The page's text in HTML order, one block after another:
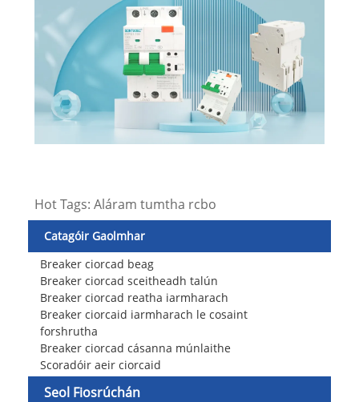
Hot Tags: Aláram tumtha rcbo
Catagóir Gaolmhar
Breaker ciorcad beag
Breaker ciorcad sceitheadh ​​talún
Breaker ciorcad reatha iarmharach
Breaker ciorcaid iarmharach le cosaint
forshrutha
Breaker ciorcad cásanna múnlaithe
Scoradóir aeir ciorcaid
Seol Fiosrúchán